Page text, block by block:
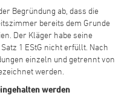
Begründung ab, dass die
bereits dem Grunde
Der Kläger habe seine
1 EStG nicht erfüllt. Nach
einzeln und getrennt von
werden.
werden